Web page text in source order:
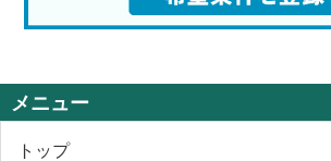
メニュー
トップ